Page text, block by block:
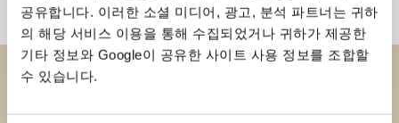
공유합니다. 이러한 소셜 미디어, 광고, 분석 파트너는 귀하
의 해당 서비스 이용을 통해 수집되었거나 귀하가 제공한
기타 정보와 Google이 공유한 사이트 사용 정보를 조합할
수 있습니다.